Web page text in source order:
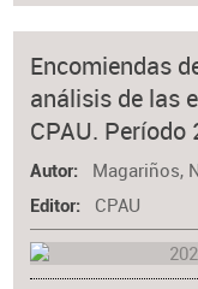
Encomiendas
análisis de las
CPAU.
Autor Magariños,
Editor CPAU